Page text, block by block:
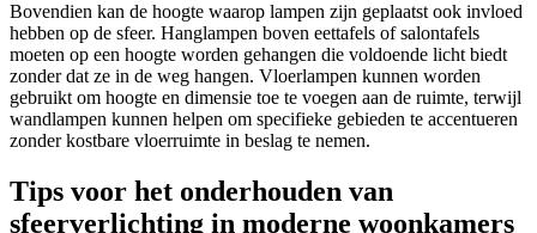
Bovendien kan de hoogte waarop lampen zijn geplaatst ook invloed
hebben op de sfeer. Hanglampen boven eettafels of salontafels
moeten op een hoogte worden gehangen die voldoende licht biedt
zonder dat ze in de weg hangen. Vloerlampen kunnen worden
gebruikt om hoogte en dimensie toe te voegen aan de ruimte, terwijl
wandlampen kunnen helpen om specifieke gebieden te accentueren
zonder kostbare vloerruimte in beslag te nemen.
Tips voor het onderhouden van
sfeerverlichting in moderne woonkamers